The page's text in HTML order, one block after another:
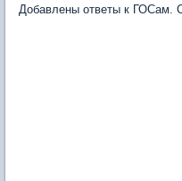
Добавлены ответы к ГОСам.